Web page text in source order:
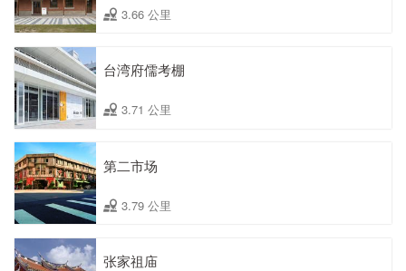
3.66 公里
台湾府儒考棚
3.71 公里
第二市场
3.79 公里
张家祖庙